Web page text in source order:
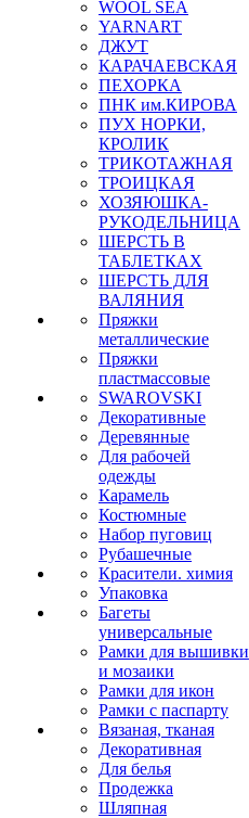
WOOL SEA
YARNART
ДЖУТ
КАРАЧАЕВСКАЯ
ПЕХОРКА
ПНК им.КИРОВА
ПУХ НОРКИ,
КРОЛИК
ТРИКОТАЖНАЯ
ТРОИЦКАЯ
ХОЗЯЮШКА-
РУКОДЕЛЬНИЦА
ШЕРСТЬ В
ТАБЛЕТКАХ
ШЕРСТЬ ДЛЯ
ВАЛЯНИЯ
Пряжки
металлические
Пряжки
пластмассовые
SWAROVSKI
Декоративные
Деревянные
Для рабочей
одежды
Карамель
Костюмные
Набор пуговиц
Рубашечные
Красители. химия
Упаковка
Багеты
универсальные
Рамки для вышивки
и мозаики
Рамки для икон
Рамки с паспарту
Вязаная, тканая
Декоративная
Для белья
Продежка
Шляпная